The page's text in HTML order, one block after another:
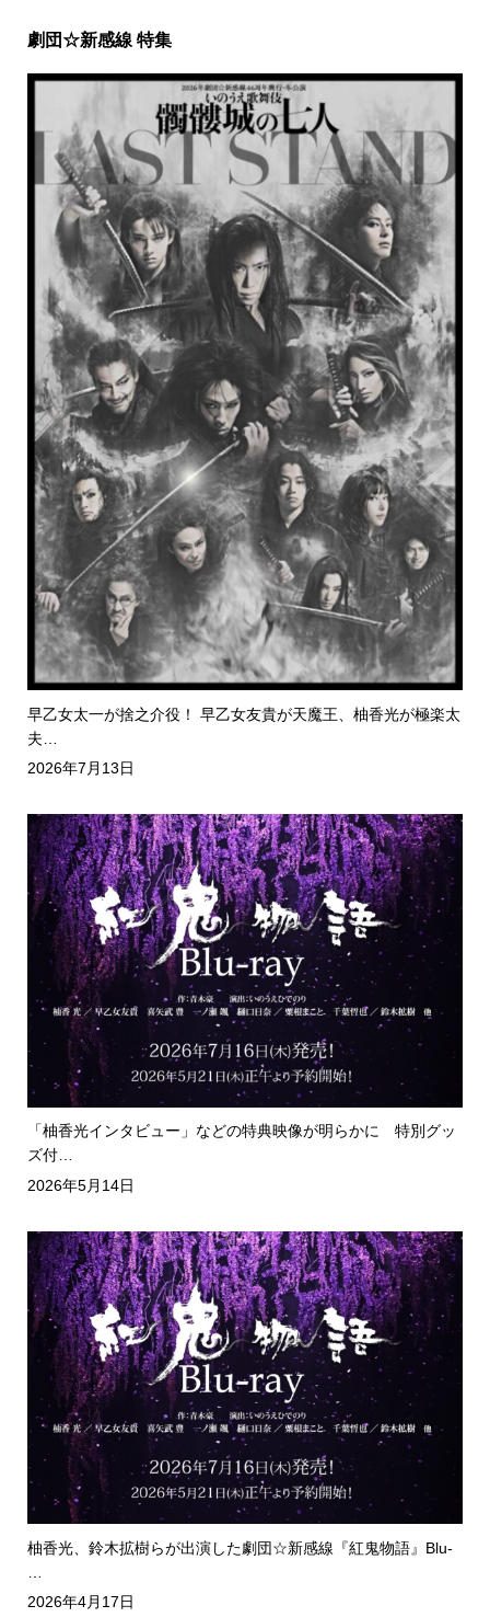
劇団☆新感線 特集
早乙女太一が捨之介役！ 早乙女友貴が天魔王、柚香光が極楽太
夫…
2026年7月13日
「柚香光インタビュー」などの特典映像が明らかに 特別グッ
ズ付…
2026年5月14日
柚香光、鈴木拡樹らが出演した劇団☆新感線『紅鬼物語』Blu-
2026年4月17日